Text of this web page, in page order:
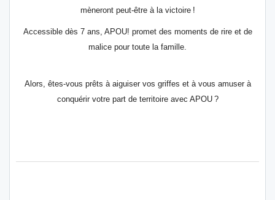
mèneront peut-être à la victoire !
Accessible dès 7 ans, APOU! promet des moments de rire et de
malice pour toute la famille.
Alors, êtes-vous prêts à aiguiser vos griffes et à vous amuser à
conquérir votre part de territoire avec APOU ?